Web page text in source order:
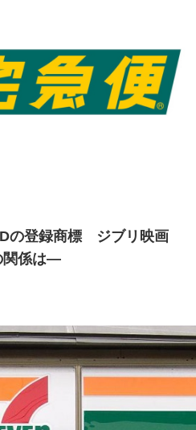
の登録商標 ジブリ映画
関係は—